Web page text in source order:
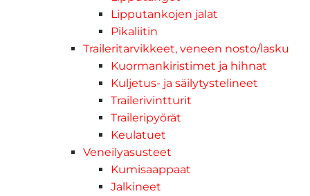
Lipputankojen jalat
Pikaliitin
Traileritarvikkeet, veneen nosto/lasku
Kuormankiristimet ja hihnat
Kuljetus- ja säilytystelineet
Trailerivintturit
Traileripyörät
Keulatuet
Veneilyasusteet
Kumisaappaat
Jalkineet